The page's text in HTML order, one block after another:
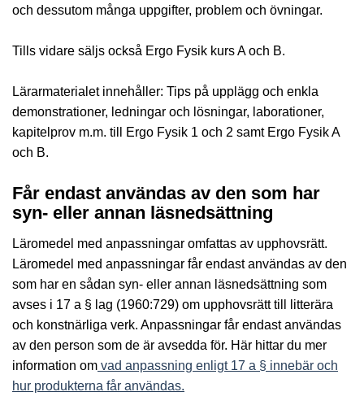
och dessutom många uppgifter, problem och övningar.
Tills vidare säljs också Ergo Fysik kurs A och B.
Lärarmaterialet innehåller: Tips på upplägg och enkla
demonstrationer, ledningar och lösningar, laborationer,
kapitelprov m.m. till Ergo Fysik 1 och 2 samt Ergo Fysik A
och B.
Får endast användas av den som har
syn- eller annan läsnedsättning
Läromedel med anpassningar omfattas av upphovsrätt.
Läromedel med anpassningar får endast användas av den
som har en sådan syn- eller annan läsnedsättning som
avses i 17 a § lag (1960:729) om upphovsrätt till litterära
och konstnärliga verk. Anpassningar får endast användas
av den person som de är avsedda för. Här hittar du mer
information om vad anpassning enligt 17 a § innebär och
hur produkterna får användas.